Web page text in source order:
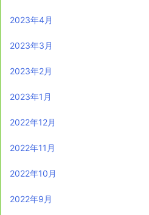
2023年4月
2023年3月
2023年2月
2023年1月
2022年12月
2022年11月
2022年10月
2022年9月